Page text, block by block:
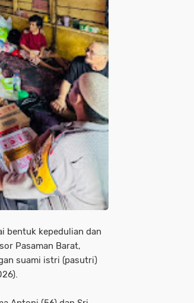
bentuk kepedulian dan
Pasaman Barat,
suami istri (pasutri)